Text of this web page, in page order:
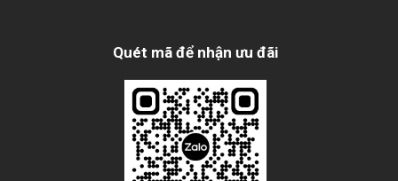
Quét mã để nhận ưu đãi